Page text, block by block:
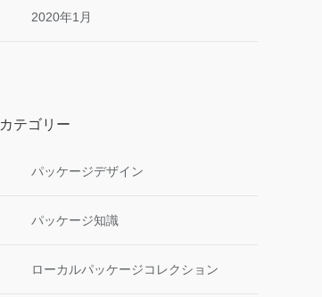
2020年1月
カテゴリー
パッケージデザイン
パッケージ知識
ローカルパッケージコレクション